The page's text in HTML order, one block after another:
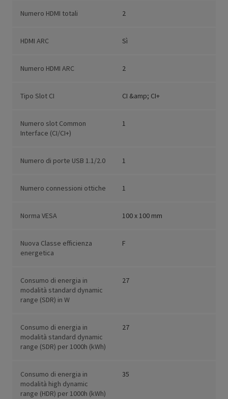
Numero HDMI totali 2
HDMI ARC Sì
Numero HDMI ARC 2
Tipo Slot CI CI &amp; CI+
Numero slot Common
Interface (CI/CI+)
1
Numero di porte USB 1.1/2.0 1
Numero connessioni ottiche 1
Norma VESA 100 x 100 mm
Nuova Classe efficienza
energetica
F
Consumo di energia in
modalità standard dynamic
range (SDR) in W
27
Consumo di energia in
modalità standard dynamic
range (SDR) per 1000h (kWh)
27
Consumo di energia in
modalità high dynamic
range (HDR) per 1000h (kWh)
35